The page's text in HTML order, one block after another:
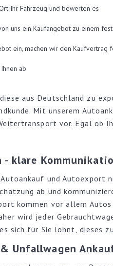
Ihr Fahrzeug und bewerten es
uns ein Kaufangebot zu einem
ein, machen wir den Kaufvertrag
ab
aus Deutschland zu
Mit unserem
vor. Egal
- klare
und Autoexport
ab und
kommen vor allem
wird jeder
sich für Sie lohnt, dieses
Unfallwagen